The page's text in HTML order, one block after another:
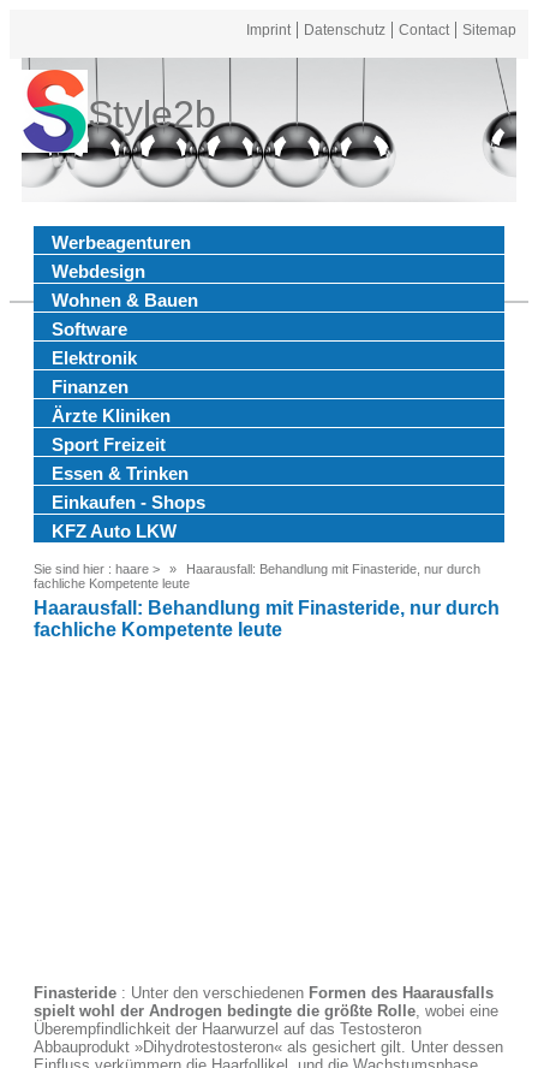
Imprint Datenschutz Contact Sitemap
Style2b
Werbeagenturen
Webdesign
Wohnen & Bauen
Software
Elektronik
Finanzen
Ärzte Kliniken
Sport Freizeit
Essen & Trinken
Einkaufen - Shops
KFZ Auto LKW
Sie sind hier : haare >
Haarausfall: Behandlung mit Finasteride, nur durch
fachliche Kompetente leute
Haarausfall: Behandlung mit Finasteride, nur durch
fachliche Kompetente leute
Finasteride : Unter den verschiedenen Formen des Haarausfalls
spielt wohl der Androgen bedingte die größte Rolle, wobei eine
Überempfindlichkeit der Haarwurzel auf das Testosteron
Abbauprodukt »Dihydrotestosteron« als gesichert gilt. Unter dessen